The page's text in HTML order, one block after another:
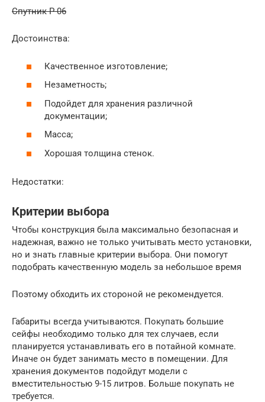
Спутник P-06
Достоинства:
Качественное изготовление;
Незаметность;
Подойдет для хранения различной
документации;
Масса;
Хорошая толщина стенок.
Недостатки:
Критерии выбора
Чтобы конструкция была максимально безопасная и
надежная, важно не только учитывать место установки,
но и знать главные критерии выбора. Они помогут
подобрать качественную модель за небольшое время
Поэтому обходить их стороной не рекомендуется.
Габариты всегда учитываются. Покупать большие
сейфы необходимо только для тех случаев, если
планируется устанавливать его в потайной комнате.
Иначе он будет занимать место в помещении. Для
хранения документов подойдут модели с
вместительностью 9-15 литров. Больше покупать не
требуется.